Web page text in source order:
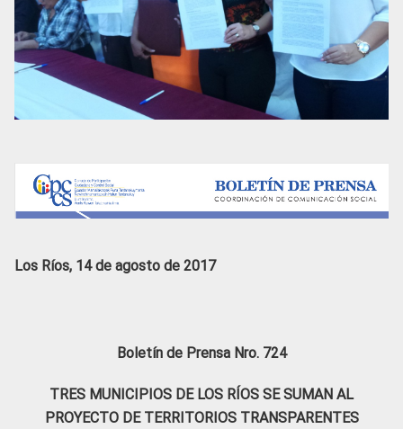
Los Ríos, 14 de agosto de 2017
Boletín de Prensa Nro. 724
TRES MUNICIPIOS DE LOS RÍOS SE SUMAN AL
PROYECTO DE TERRITORIOS TRANSPARENTES